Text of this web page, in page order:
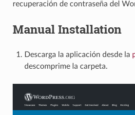
recuperación de contraseña del
Manual Installation
Descarga la aplicación desde la
descomprime la carpeta.